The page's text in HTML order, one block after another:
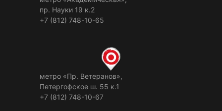
пр. Науки 19 к.2
+7 (812) 748-10-65
метро «Пр. Ветеранов»,
Петергофское ш. 55 к.1
+7 (812) 748-10-67